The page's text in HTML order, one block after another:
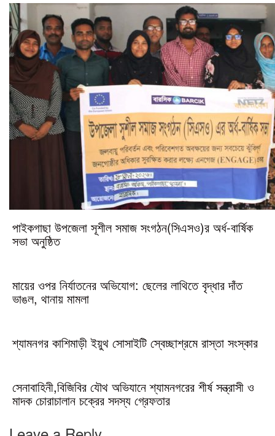
পাইকগাছা উপজেলা সূশীল সমাজ সংগঠন(সিএসও)র অর্ধ-বার্ষিক
সভা অনুষ্ঠিত
মায়ের ওপর নির্যাতনের অভিযোগ: ছেলের লাথিতে বৃদ্ধার দাঁত
ভাঙল, থানায় মামলা
শ্যামনগর কাশিমাড়ী ইয়ুথ সোসাইটি স্বেচ্ছাশ্রমে রাস্তা সংস্কার
সেনাবাহিনী,বিজিবির যৌথ অভিযানে শ্যামনগরের শীর্ষ সন্ত্রাসী ও
মাদক চোরাচালান চক্রের সদস্য গ্রেফতার